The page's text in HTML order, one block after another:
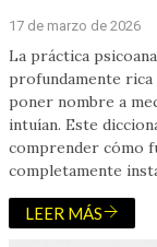
17 de marzo de 2026
La práctica
profundamente
poner nombre a
intuían. Este
comprender cómo
completamente
LEER MÁS